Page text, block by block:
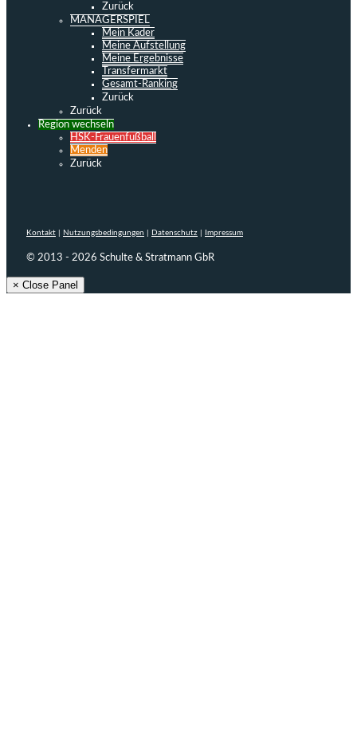
Zurück
MANAGERSPIEL
Mein Kader
Meine Aufstellung
Meine Ergebnisse
Transfermarkt
Gesamt-Ranking
Zurück
Zurück
Region wechseln
HSK-Frauenfußball
Menden
Zurück
Kontakt Nutzungsbedingungen Datenschutz Impressum
© 2013 - 2026 Schulte & Stratmann GbR
× Close Panel